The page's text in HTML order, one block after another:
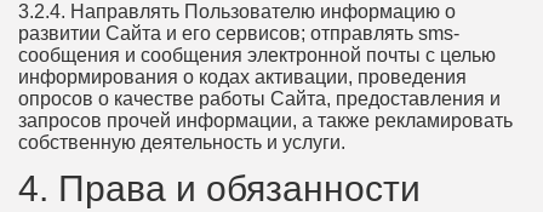
3.2.4. Направлять Пользователю информацию о
развитии Сайта и его сервисов; отправлять sms-
сообщения и сообщения электронной почты с целью
информирования о кодах активации, проведения
опросов о качестве работы Сайта, предоставления и
запросов прочей информации, а также рекламировать
собственную деятельность и услуги.
4. Права и обязанности